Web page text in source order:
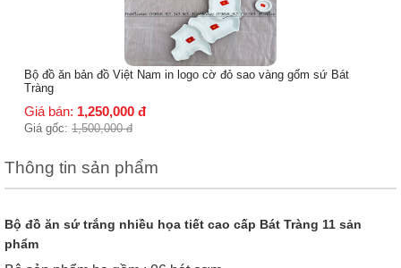
sứ Bát
Thông tin sản phẩm
Bộ đồ ăn sứ trắng nhiều họa tiết cao cấp Bát Tràng 11 sản
phẩm